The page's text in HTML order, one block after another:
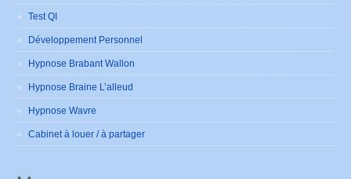
Test QI
Développement Personnel
Hypnose Brabant Wallon
Hypnose Braine L’alleud
Hypnose Wavre
Cabinet à louer / à partager